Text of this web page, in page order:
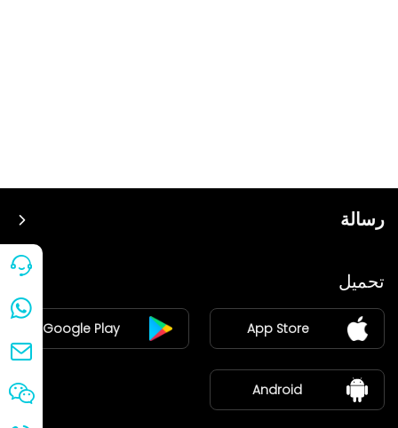
رسالة
ينضم
مركز الأخبار
معلومات عنا
تحميل
App Store
Google Play
Android